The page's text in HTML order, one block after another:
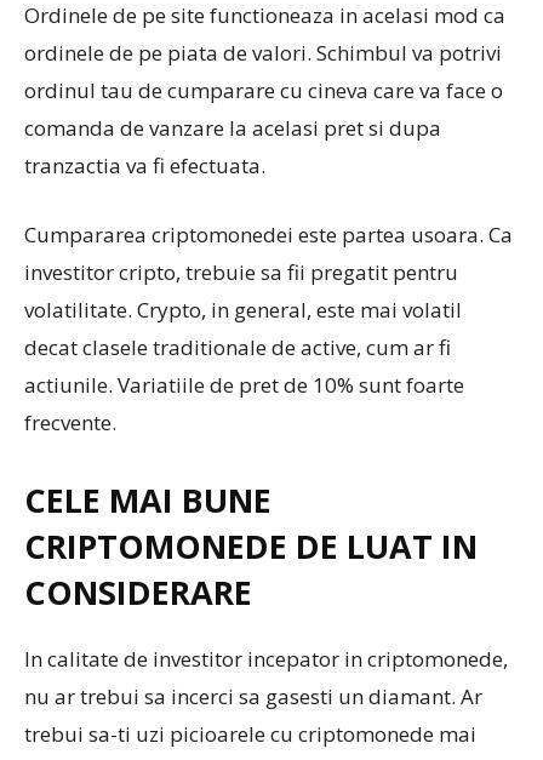
Ordinele de pe site functioneaza in acelasi mod ca
ordinele de pe piata de valori. Schimbul va potrivi
ordinul tau de cumparare cu cineva care va face o
comanda de vanzare la acelasi pret si dupa
tranzactia va fi efectuata.
Cumpararea criptomonedei este partea usoara. Ca
investitor cripto, trebuie sa fii pregatit pentru
volatilitate. Crypto, in general, este mai volatil
decat clasele traditionale de active, cum ar fi
actiunile. Variatiile de pret de 10% sunt foarte
frecvente.
CELE MAI BUNE
CRIPTOMONEDE DE LUAT IN
CONSIDERARE
In calitate de investitor incepator in criptomonede,
nu ar trebui sa incerci sa gasesti un diamant. Ar
trebui sa-ti uzi picioarele cu criptomonede mai